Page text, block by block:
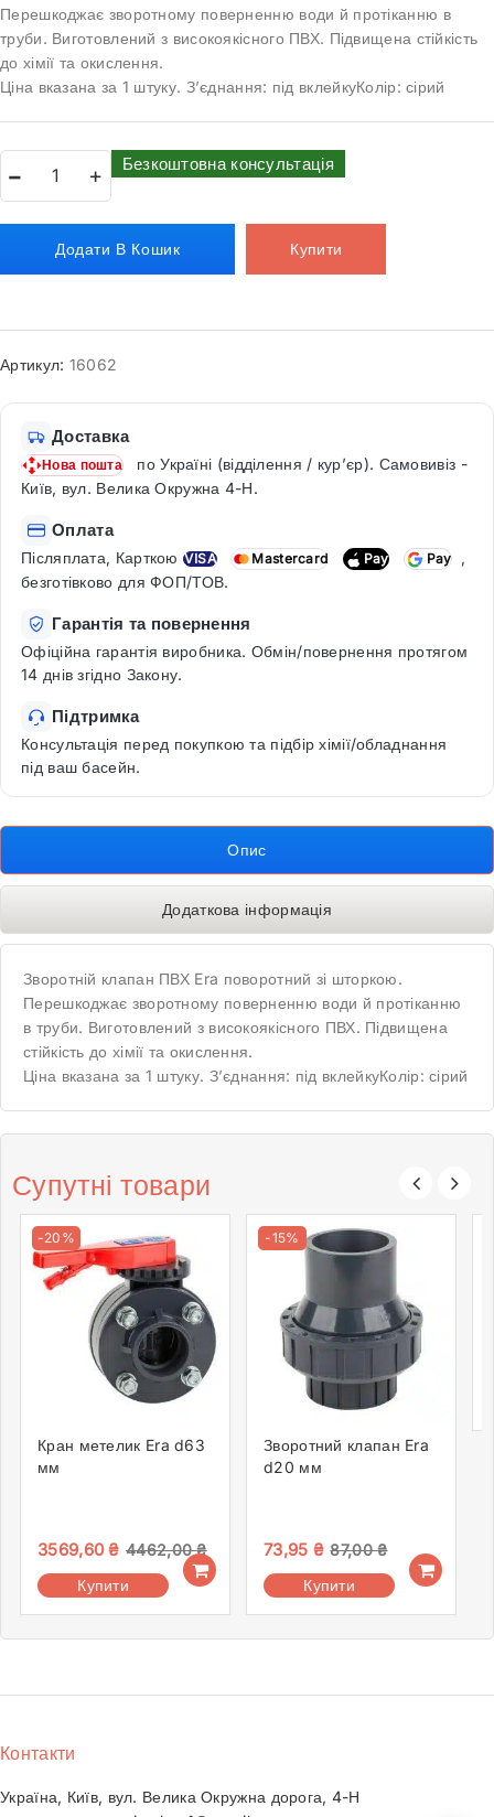
Перешкоджає зворотному поверненню води й протіканню в
труби. Виготовлений з високоякісного ПВХ. Підвищена стійкість
до хімії та окислення.
Ціна вказана за 1 штуку. З’єднання: під вклейкуКолір: сірий
Додати В Кошик Купити
Безкоштовна консультація
Артикул: 16062
Доставка
Нова пошта
по Україні (відділення / кур’єр). Самовивіз -
Київ, вул. Велика Окружна 4-Н.
Оплата
Післяплата, Карткою VISA Mastercard Pay Pay
,
безготівково для ФОП/ТОВ.
Гарантія та повернення
Офіційна гарантія виробника. Обмін/повернення протягом
14 днів згідно Закону.
Підтримка
Консультація перед покупкою та підбір хімії/обладнання
під ваш басейн.
Опис
Додаткова інформація
Зворотній клапан ПВХ Era поворотний зі шторкою.
Перешкоджає зворотному поверненню води й протіканню
в труби. Виготовлений з високоякісного ПВХ. Підвищена
стійкість до хімії та окислення.
Ціна вказана за 1 штуку. З’єднання: під вклейкуКолір: сірий
Супутні товари
-20%
Кран метелик Era d63
мм
3569,60₴ 4462,00₴
Купити
-15%
Зворотний клапан Era
d20 мм
73,95 ₴ 87,00₴
Купити
Контакти
Україна, Київ, вул. Велика Окружна дорога, 4-Н